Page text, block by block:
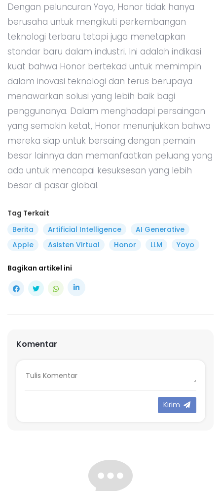
Dengan peluncuran Yoyo, Honor tidak hanya
berusaha untuk mengikuti perkembangan
teknologi terbaru tetapi juga menetapkan
standar baru dalam industri. Ini adalah indikasi
kuat bahwa Honor bertekad untuk memimpin
dalam inovasi teknologi dan terus berupaya
menawarkan solusi yang lebih baik bagi
penggunanya. Dalam menghadapi persaingan
yang semakin ketat, Honor menunjukkan bahwa
mereka siap untuk bersaing dengan pemain
besar lainnya dan memanfaatkan peluang yang
ada untuk mencapai kesuksesan yang lebih
besar di pasar global.
Tag Terkait
Berita
Artificial Intelligence
AI Generative
Apple
Asisten Virtual Honor LLM Yoyo
Bagikan artikel ini
Komentar
Kirim